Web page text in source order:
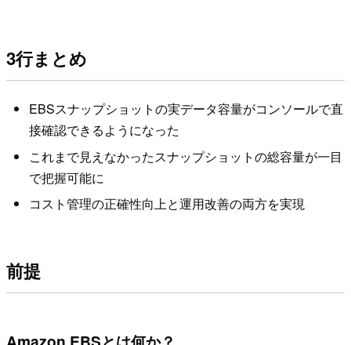
3行まとめ
EBSスナップショットの実データ容量がコンソールで直
接確認できるようになった
これまで見えなかったスナップショットの総容量が一目
で把握可能に
コスト管理の正確性向上と運用改善の両方を実現
前提